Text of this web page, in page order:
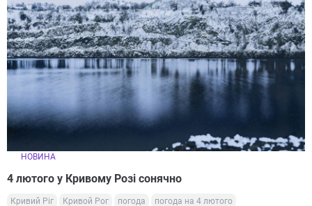
НОВИНА
4 лютого у Кривому Розі сонячно
Кривий Ріг Кривой Рог погода
погода на 4 лютого